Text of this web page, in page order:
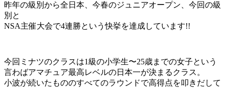
昨年の級別から全日本、今春のジュニアオープン、今回の級
別と
NSA主催大会で4連勝という快挙を達成しています!!
今回ミナツのクラスは1級の小学生〜25歳までの女子という
言わばアマチュア最高レベルの日本一が決まるクラス。
小波が続いたもののすべてのラウンドで高得点を叩きだして